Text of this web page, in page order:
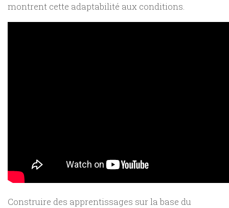
montrent cette adaptabilité aux conditions.
Construire des apprentissages sur la base du